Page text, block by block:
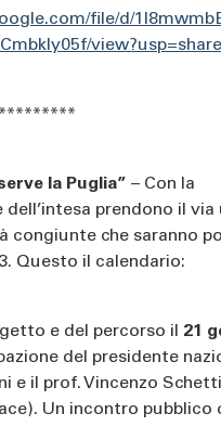
file/d/
la Puglia” – Con la
prendono il via
congiunte che saranno
Questo il calendario:
e del percorso il 21
del presidente
e il prof. Vincenzo
Un incontro pubblico